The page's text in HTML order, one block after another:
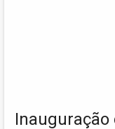
Inauguração